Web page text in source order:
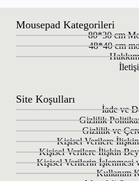
Mousepad Kategorileri
80*30 cm
48*40 cm
Site Koşulları
İade ve
Gizlilik
Gizlilik ve
Kişisel Verilere
Kişisel Verilere İlişkin
Kişisel Verilerin İşlenmesi
Kullanım